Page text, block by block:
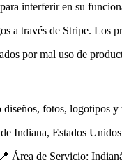
interferir en su
a través de Stripe. Los
por mal uso de
fotos, logotipos
Indiana, Estados
Área de Servicio: